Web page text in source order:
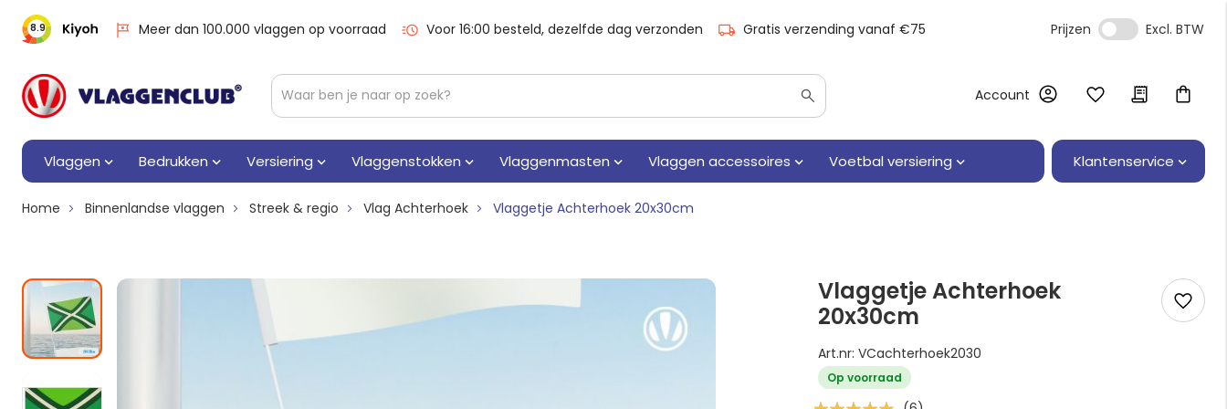
8.9 Meer dan 100.000 vlaggen op voorraad Voor 16:00 besteld, dezelfde dag verzonden Gratis verzending vanaf €75 Prijzen
Account
Vlaggen Bedrukken Versiering Vlaggenstokken Vlaggenmasten Vlaggen accessoires Voetbal versiering Klantenservice
Home Binnenlandse vlaggen Streek & regio Vlag Achterhoek Vlaggetje Achterhoek 20x30cm
Vlaggetje Achterhoek
20x30cm
Art.nr: VCachterhoek2030
Op voorraad
Waardering: